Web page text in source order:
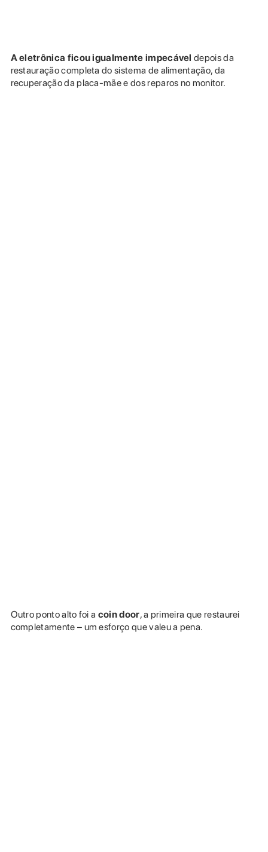
A eletrônica ficou igualmente impecável depois da
restauração completa do sistema de alimentação, da
recuperação da placa-mãe e dos reparos no monitor.
Outro ponto alto foi a coin door, a primeira que restaurei
completamente – um esforço que valeu a pena.